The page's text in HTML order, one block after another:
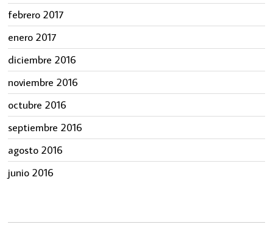
febrero 2017
enero 2017
diciembre 2016
noviembre 2016
octubre 2016
septiembre 2016
agosto 2016
junio 2016